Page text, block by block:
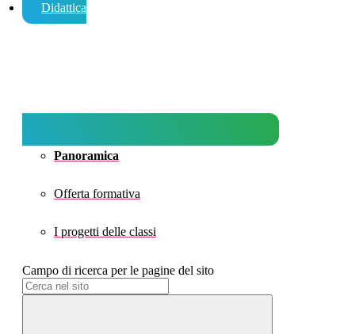
Didattica
Panoramica
Offerta formativa
I progetti delle classi
Campo di ricerca per le pagine del sito